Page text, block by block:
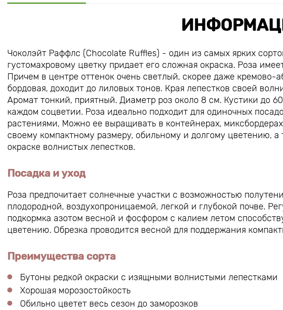
Чоколэйт Раффлс (Chocolate Ruffles) - один из самых ярких
густомахровому цветку придает его сложная окраска. Роза
Причем в центре оттенок очень светлый, скорее даже
бордовая, доходит до лиловых тонов. Края лепестков своей
Аромат тонкий, приятный. Диаметр роз около 8 см. Кустики до
каждом соцветии. Роза идеально подходит для одиночных
растениями, Можно ее выращивать в контейнерах,
своему компактному размеру, обильному и долгому цветению,
окраске волнистых лепестков.
Посадка и уход
Роза предпочитает солнечные участки с возможностью
плодородной, воздухопроницаемой, легкой и глубокой почве.
подкормка азотом весной и фосфором с калием летом
цветению. Обрезка проводится весной для поддержания
Преимущества сорта
Бутоны редкой окраски с изящными волнистыми лепестками
Хорошая морозостойкость
Обильно цветет весь сезон до заморозков